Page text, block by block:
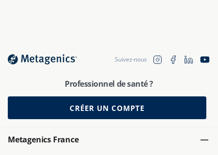
Suivez-nous InstagramFacebookTranslation
Professionnel de santé ?
CRÉER UN COMPTE
Metagenics France